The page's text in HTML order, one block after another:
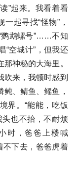
”起来。我看着看
起寻找“怪物”，
鹦鹉螺号”……不知
“空城计”，但我还
神秘的大海里。
吹来，我顿时感到
、鲭鱼、鳐鱼，
界。“能能，吃饭
头也不抬，不耐烦
时，爸爸上楼喊
不下去，爸爸虎着